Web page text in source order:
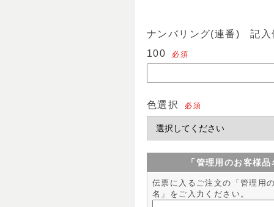
ナンバリング(連番) 記入
100
必須
色選択 必須
「管理用のお客様
伝票に入るご注文の「管理用
名」をご入力ください。